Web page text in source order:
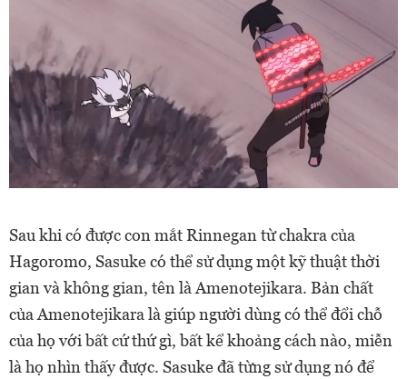
Sau khi có được con mắtRinnegantừ chakracủa
Hagoromo, Sasuke có thể sử dụng một kỹ thuật thời
gian và không gian, tên là Amenotejikara. Bản chất
của Amenotejikara là giúp người dùng có thể đổi chỗ
của họ với bất cứ thứ gì, bất kể khoảng cách nào, miễn
là họ nhìn thấy được. Sasuke đã từng sử dụng nó để